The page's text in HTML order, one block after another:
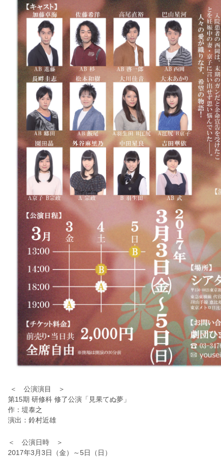
＜ 公演演目 ＞
第15期 研修科 修了公演「見果てぬ夢」
作：堤泰之
演出：鈴村近雄
＜ 公演日時 ＞
2017年3月3日（金）～5日（日）